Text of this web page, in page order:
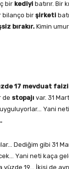
bir kediyi batırır. Bir
bilanço bir şirketi
bırakır.Kimin
17 mevduat faizi
de stopajı var. 31
uyguluyorlar… Yani
Dediğim gibi 31
Yani neti kaça
yüzde 19… İkisi de